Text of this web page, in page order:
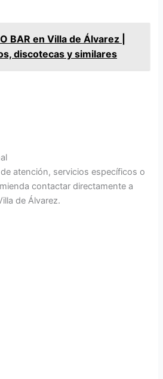
BAR en Villa de Álvarez |
discotecas y similares
atención, servicios específicos o
contactar directamente a
de Álvarez.